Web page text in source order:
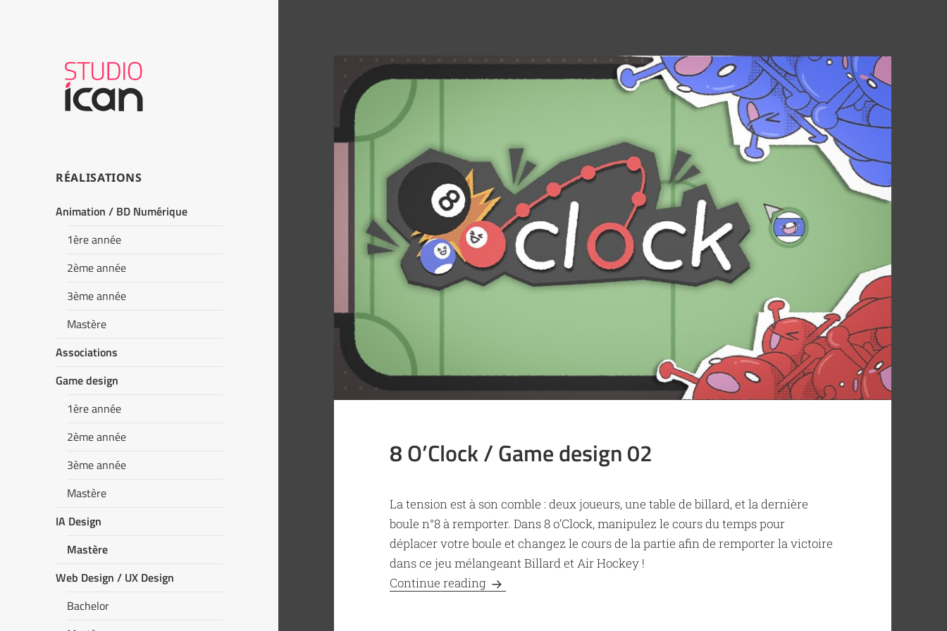
RÉALISATIONS
Animation / BD Numérique
1ère année
2ème année
3ème année
Mastère
Associations
Game design
1ère année
2ème année
3ème année
Mastère
IA Design
Mastère
Web Design / UX Design
Bachelor
8 O’Clock / Game design 02
La tension est à son comble : deux joueurs, une table de billard, et la dernière
boule n°8 à remporter. Dans 8 o’Clock, manipulez le cours du temps pour
déplacer votre boule et changez le cours de la partie afin de remporter la victoire
dans ce jeu mélangeant Billard et Air Hockey !
Continue reading 8 O’Clock / Game design 02